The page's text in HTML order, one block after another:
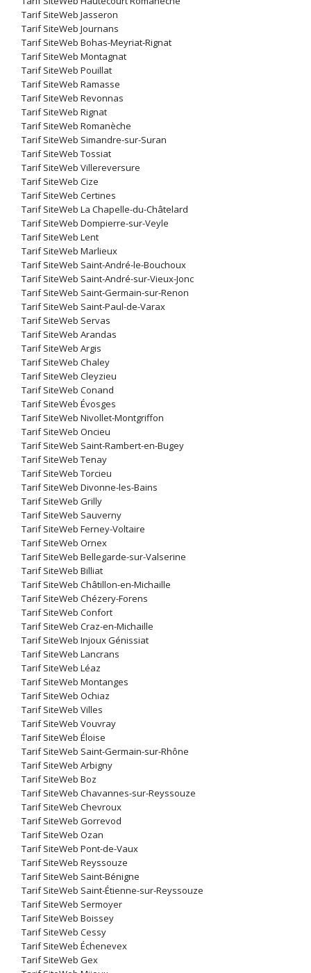
Tarif SiteWeb Jasseron
Tarif SiteWeb Journans
Tarif SiteWeb Bohas-Meyriat-Rignat
Tarif SiteWeb Montagnat
Tarif SiteWeb Pouillat
Tarif SiteWeb Ramasse
Tarif SiteWeb Revonnas
Tarif SiteWeb Rignat
Tarif SiteWeb Romanèche
Tarif SiteWeb Simandre-sur-Suran
Tarif SiteWeb Tossiat
Tarif SiteWeb Villereversure
Tarif SiteWeb Cize
Tarif SiteWeb Certines
Tarif SiteWeb La Chapelle-du-Châtelard
Tarif SiteWeb Dompierre-sur-Veyle
Tarif SiteWeb Lent
Tarif SiteWeb Marlieux
Tarif SiteWeb Saint-André-le-Bouchoux
Tarif SiteWeb Saint-André-sur-Vieux-Jonc
Tarif SiteWeb Saint-Germain-sur-Renon
Tarif SiteWeb Saint-Paul-de-Varax
Tarif SiteWeb Servas
Tarif SiteWeb Arandas
Tarif SiteWeb Argis
Tarif SiteWeb Chaley
Tarif SiteWeb Cleyzieu
Tarif SiteWeb Conand
Tarif SiteWeb Évosges
Tarif SiteWeb Nivollet-Montgriffon
Tarif SiteWeb Oncieu
Tarif SiteWeb Saint-Rambert-en-Bugey
Tarif SiteWeb Tenay
Tarif SiteWeb Torcieu
Tarif SiteWeb Divonne-les-Bains
Tarif SiteWeb Grilly
Tarif SiteWeb Sauverny
Tarif SiteWeb Ferney-Voltaire
Tarif SiteWeb Ornex
Tarif SiteWeb Bellegarde-sur-Valserine
Tarif SiteWeb Billiat
Tarif SiteWeb Châtillon-en-Michaille
Tarif SiteWeb Chézery-Forens
Tarif SiteWeb Confort
Tarif SiteWeb Craz-en-Michaille
Tarif SiteWeb Injoux Génissiat
Tarif SiteWeb Lancrans
Tarif SiteWeb Léaz
Tarif SiteWeb Montanges
Tarif SiteWeb Ochiaz
Tarif SiteWeb Villes
Tarif SiteWeb Vouvray
Tarif SiteWeb Éloise
Tarif SiteWeb Saint-Germain-sur-Rhône
Tarif SiteWeb Arbigny
Tarif SiteWeb Boz
Tarif SiteWeb Chavannes-sur-Reyssouze
Tarif SiteWeb Chevroux
Tarif SiteWeb Gorrevod
Tarif SiteWeb Ozan
Tarif SiteWeb Pont-de-Vaux
Tarif SiteWeb Reyssouze
Tarif SiteWeb Saint-Bénigne
Tarif SiteWeb Saint-Étienne-sur-Reyssouze
Tarif SiteWeb Sermoyer
Tarif SiteWeb Boissey
Tarif SiteWeb Cessy
Tarif SiteWeb Échenevex
Tarif SiteWeb Gex